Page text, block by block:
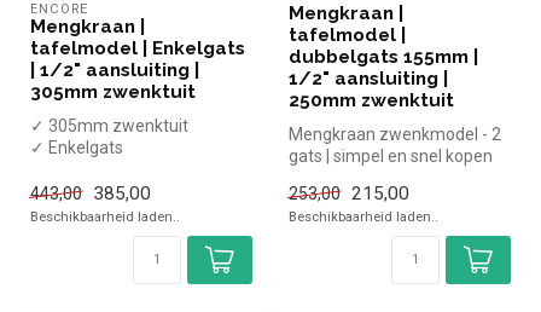
ENCORE
Mengkraan |
tafelmodel | Enkelgats
| 1/2" aansluiting |
305mm zwenktuit
✓ 305mm zwenktuit
✓ Enkelgats
✓ 1/2" aansluiting
443,00 385,00
Beschikbaarheid laden..
Mengkraan |
tafelmodel |
dubbelgats 155mm |
1/2" aansluiting |
250mm zwenktuit
Mengkraan zwenkmodel - 2
gats | simpel en snel kopen
253,00 215,00
Beschikbaarheid laden..